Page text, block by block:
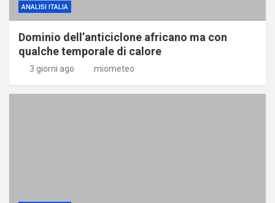
ANALISI ITALIA
Dominio dell’anticiclone africano ma con
qualche temporale di calore
3 giorni ago miometeo